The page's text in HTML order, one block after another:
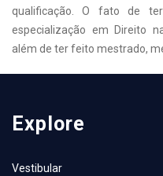
qualificação. O fato de
especialização em Direito
além de ter feito mestrado,
Explore
Vestibular